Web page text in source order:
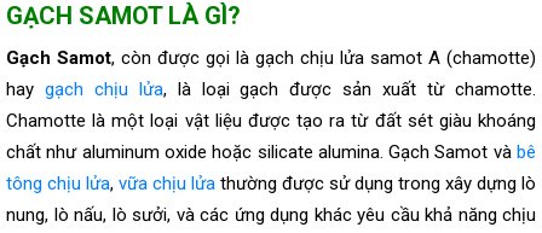
GẠCH SAMOT LÀ GÌ?
Gạch Samot, còn được gọi là gạch chịu lửa samot A (chamotte)
hay gạch chịu lửa, là loại gạch được sản xuất từ chamotte.
Chamotte là một loại vật liệu được tạo ra từ đất sét giàu khoáng
chất như aluminum oxide hoặc silicate alumina. Gạch Samot và bê
tông chịu lửa, vữa chịu lửa thường được sử dụng trong xây dựng lò
nung, lò nấu, lò sưởi, và các ứng dụng khác yêu cầu khả năng chịu